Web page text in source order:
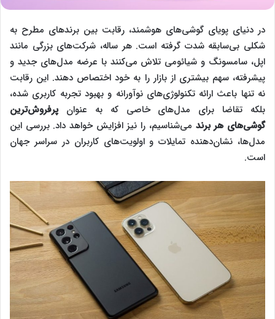
در دنیای پویای گوشی‌های هوشمند، رقابت بین برندهای مطرح به
شکلی بی‌سابقه شدت گرفته است. هر ساله، شرکت‌های بزرگی مانند
اپل، سامسونگ و شیائومی تلاش می‌کنند با عرضه مدل‌های جدید و
پیشرفته، سهم بیشتری از بازار را به خود اختصاص دهند. این رقابت
نه تنها باعث ارائه تکنولوژی‌های نوآورانه و بهبود تجربه کاربری شده،
بلکه تقاضا برای مدل‌های خاصی که به عنوانپرفروش‌ترین
گوشی‌های هر برند می‌شناسیم، را نیز افزایش خواهد داد. بررسی این
مدل‌ها، نشان‌دهنده تمایلات و اولویت‌های کاربران در سراسر جهان
است.